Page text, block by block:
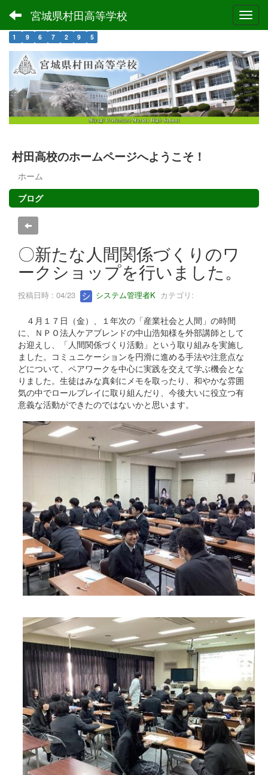
宮城県村田高等学校
1 9 6 7 2 9 5
村田高校のホームページへようこそ！
ホーム
ブログ
〇新たな人間関係づくりのワ
ークショップを行いました。
投稿日時 : 04/23 システム管理者K カテゴリ:
４月１７日（金）、１年次の「産業社会と人間」の時間
に、ＮＰＯ法人ケアブレンドの中山浩知様を外部講師として
お迎えし、「人間関係づくり活動」という取り組みを実施し
ました。コミュニケーションを円滑に進める手法や注意点な
どについて、ペアワークを中心に実践を交えて学ぶ機会とな
りました。生徒はみな真剣にメモを取ったり、和やかな雰囲
気の中でロールプレイに取り組んだり、今後大いに役立つ有
意義な活動ができたのではないかと思います。